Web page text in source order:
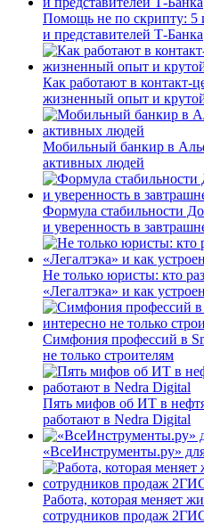
Помощь не по скрипту: 5
и представителей Т-Банка
Как работают в контакт-
жизненный опыт и
Мобильный банкир в
активных людей
Формула стабильности
и уверенность в
Не только юристы: кто
«Легалтэка» и как
Симфония профессий в
не только строителям
Пять мифов об ИТ в
работают в Nedra Digital
«ВсеИнструменты.ру»
Работа, которая меняет
сотрудников продаж